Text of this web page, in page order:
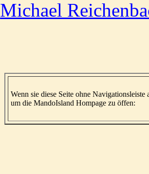
Michael
Wenn sie diese Seite ohne
um die MandoIsland Hompage zu öffen: